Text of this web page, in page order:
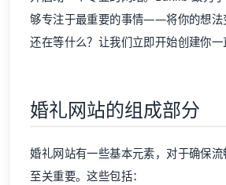
够专注于最重要的事情——将你的想法
还在等什么？让我们立即开始创建你一
婚礼网站的组成部分
婚礼网站有一些基本元素，对于确保
至关重要。这些包括：